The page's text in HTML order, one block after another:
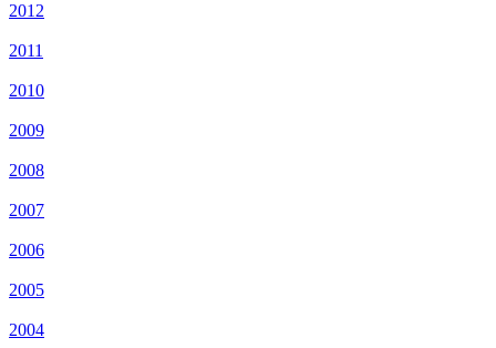
2012
2011
2010
2009
2008
2007
2006
2005
2004